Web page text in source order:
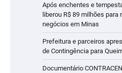
Após enchentes e
liberou R$ 89 milhões
negócios em Minas
Prefeitura e parceiros
de Contingência para
Documentário